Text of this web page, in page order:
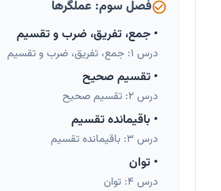
فصل سوم: عملگرها
• جمع، تفریق، ضرب و تقسیم
درس 1: جمع، تفریق، ضرب و تقسیم
• تقسیم صحیح
درس 2: تقسیم صحیح
• باقیمانده تقسیم
درس 3: باقیمانده تقسیم
• توان
درس 4: توان